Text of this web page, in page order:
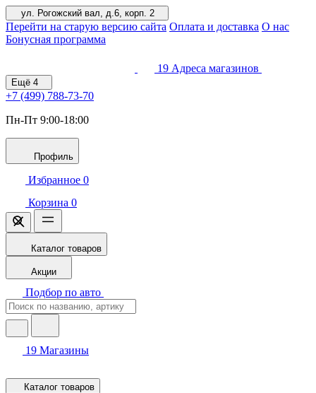
ул. Рогожский вал, д.6, корп. 2
Перейти на старую версию сайта Оплата и доставка О нас
Бонусная программа
19 Адреса магазинов
Ещё 4
+7 (499) 788-73-70
Пн-Пт 9:00-18:00
Профиль
Избранное 0
Корзина 0
Каталог товаров
Акции
Подбор по авто
19 Магазины
Каталог товаров